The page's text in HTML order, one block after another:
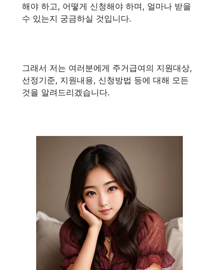
해야 하고, 어떻게 신청해야 하며, 얼마나 받을
수 있는지 궁금하실 것입니다.
그래서 저는 여러분에게 주거급여의 지원대상,
선정기준, 지원내용, 신청방법 등에 대해 모든
것을 알려드리겠습니다.